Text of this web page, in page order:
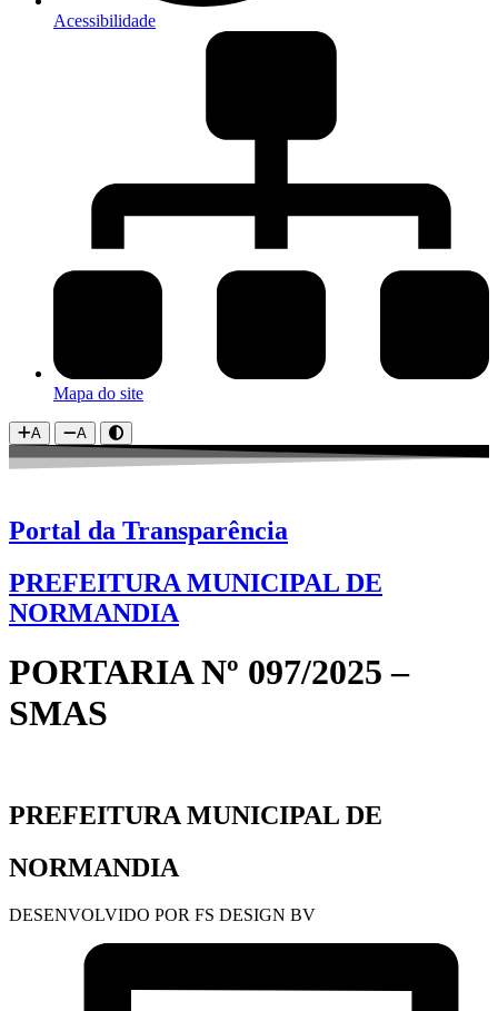
Acessibilidade
Mapa do site
A A
Portal da Transparência
PREFEITURA MUNICIPAL DE
NORMANDIA
PORTARIA Nº 097/2025 –
SMAS
PREFEITURA MUNICIPAL DE
NORMANDIA
DESENVOLVIDO POR FS DESIGN BV